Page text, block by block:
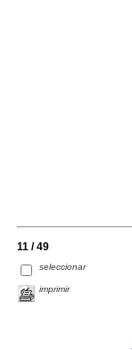
11 / 49
seleccionar
imprimir